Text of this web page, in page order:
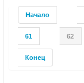
Начало
61 62
Конец